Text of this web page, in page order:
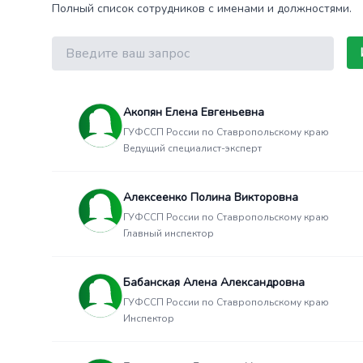
Полный список сотрудников с именами и должностями.
Поиск
Акопян Елена Евгеньевна
ГУФССП России по Ставропольскому краю
Ведущий специалист-эксперт
Алексеенко Полина Викторовна
ГУФССП России по Ставропольскому краю
Главный инспектор
Бабанская Алена Александровна
ГУФССП России по Ставропольскому краю
Инспектор